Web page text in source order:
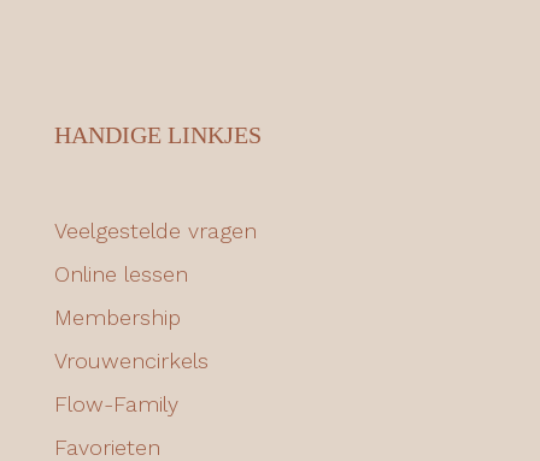
HANDIGE LINKJES
Veelgestelde vragen
Online lessen
Membership
Vrouwencirkels
Flow-Family
Favorieten